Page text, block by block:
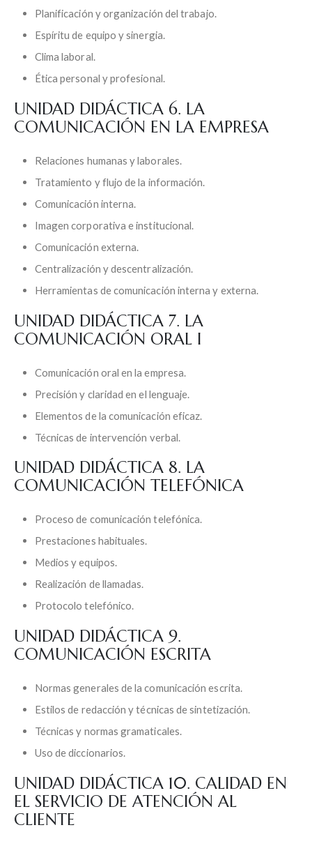
Planificación y organización del trabajo.
Espíritu de equipo y sinergia.
Clima laboral.
Ética personal y profesional.
UNIDAD DIDÁCTICA 6. LA
COMUNICACIÓN EN LA EMPRESA
Relaciones humanas y laborales.
Tratamiento y flujo de la información.
Comunicación interna.
Imagen corporativa e institucional.
Comunicación externa.
Centralización y descentralización.
Herramientas de comunicación interna y externa.
UNIDAD DIDÁCTICA 7. LA
COMUNICACIÓN ORAL I
Comunicación oral en la empresa.
Precisión y claridad en el lenguaje.
Elementos de la comunicación eficaz.
Técnicas de intervención verbal.
UNIDAD DIDÁCTICA 8. LA
COMUNICACIÓN TELEFÓNICA
Proceso de comunicación telefónica.
Prestaciones habituales.
Medios y equipos.
Realización de llamadas.
Protocolo telefónico.
UNIDAD DIDÁCTICA 9.
COMUNICACIÓN ESCRITA
Normas generales de la comunicación escrita.
Estilos de redacción y técnicas de sintetización.
Técnicas y normas gramaticales.
Uso de diccionarios.
UNIDAD DIDÁCTICA 10. CALIDAD EN
EL SERVICIO DE ATENCIÓN AL
CLIENTE